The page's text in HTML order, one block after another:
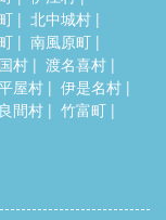
北中城村
南風原町
村
渡名喜村
屋村
伊是名村
間村
竹富町